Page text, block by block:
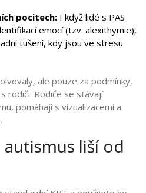
pocitech: I když lidé s PAS
emocí (tzv. alexithymie),
tušení, kdy jsou ve stresu
ale pouze za podmínky,
rodiči. Rodiče se stávají
pomáhají s vizualizacemi a
autismus liší od